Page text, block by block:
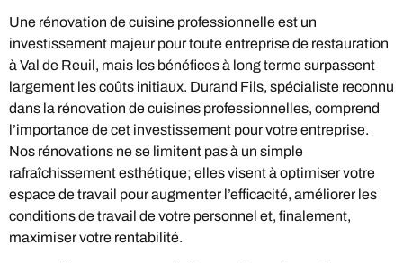
Une rénovation de cuisine professionnelle est un
investissement majeur pour toute entreprise de restauration
à Val de Reuil, mais les bénéfices à long terme surpassent
largement les coûts initiaux. Durand Fils, spécialiste reconnu
dans la rénovation de cuisines professionnelles, comprend
l’importance de cet investissement pour votre entreprise.
Nos rénovations ne se limitent pas à un simple
rafraîchissement esthétique; elles visent à optimiser votre
espace de travail pour augmenter l’efficacité, améliorer les
conditions de travail de votre personnel et, finalement,
maximiser votre rentabilité.